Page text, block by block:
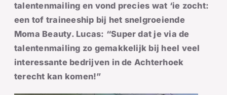
talentenmailing en vond precies wat ‘ie zocht:
een tof traineeship bij het snelgroeiende
Moma Beauty. Lucas: “Super dat je via de
talentenmailing zo gemakkelijk bij heel veel
interessante bedrijven in de Achterhoek
terecht kan komen!”